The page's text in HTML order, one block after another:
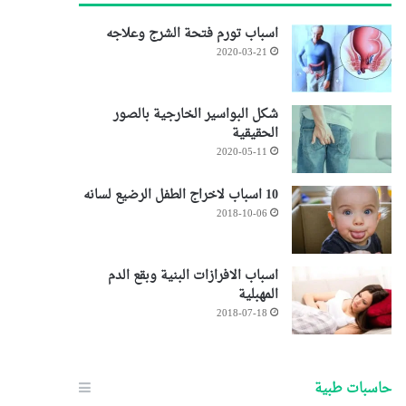
اسباب تورم فتحة الشرج وعلاجه
2020-03-21
شكل البواسير الخارجية بالصور
الحقيقية
2020-05-11
10 اسباب لاخراج الطفل الرضيع لسانه
2018-10-06
اسباب الافرازات البنية وبقع الدم
المهبلية
2018-07-18
حاسبات طبية